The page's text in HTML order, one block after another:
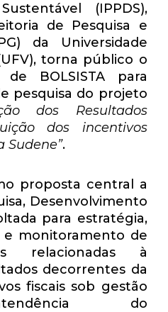
(IPPDS),
de Pesquisa e
da Universidade
torna público o
de BOLSISTA para
pesquisa do projeto
dos Resultados
dos incentivos
Sudene”.
proposta central a
Desenvolvimento
para estratégia,
e monitoramento de
relacionadas à
decorrentes da
fiscais sob gestão
do